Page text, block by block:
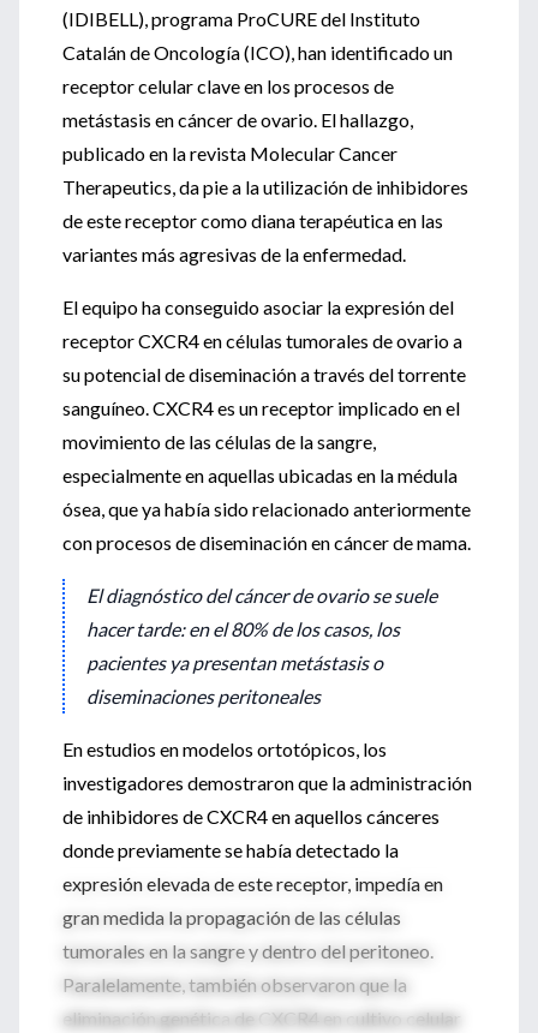
(IDIBELL), programa ProCURE del Instituto
Catalán de Oncología (ICO), han identificado un
receptor celular clave en los procesos de
metástasis en cáncer de ovario. El hallazgo,
publicado en la revista Molecular Cancer
Therapeutics, da pie a la utilización de inhibidores
de este receptor como diana terapéutica en las
variantes más agresivas de la enfermedad.
El equipo ha conseguido asociar la expresión del
receptor CXCR4 en células tumorales de ovario a
su potencial de diseminación a través del torrente
sanguíneo. CXCR4 es un receptor implicado en el
movimiento de las células de la sangre,
especialmente en aquellas ubicadas en la médula
ósea, que ya había sido relacionado anteriormente
con procesos de diseminación en cáncer de mama.
El diagnóstico del cáncer de ovario se suele
hacer tarde: en el 80% de los casos, los
pacientes ya presentan metástasis o
diseminaciones peritoneales
En estudios en modelos ortotópicos, los
investigadores demostraron que la administración
de inhibidores de CXCR4 en aquellos cánceres
donde previamente se había detectado la
expresión elevada de este receptor, impedía en
gran medida la propagación de las células
tumorales en la sangre y dentro del peritoneo.
Paralelamente, también observaron que la
eliminación genética de CXCR4 en cultivo celular